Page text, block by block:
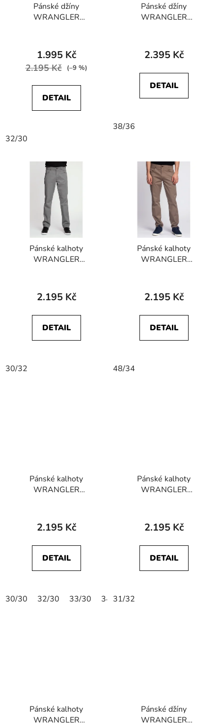
Pánské džíny
WRANGLER
Granite
1.995 Kč
2.195 Kč (–9 %)
DETAIL
32/30
Pánské džíny
WRANGLER
STRETCH Green Twist
2.395 Kč
DETAIL
38/36
Pánské kalhoty
WRANGLER
STRETCH Iron Grey
2.195 Kč
DETAIL
30/32
Pánské kalhoty
WRANGLER
STRETCH Chinchilla
2.195 Kč
DETAIL
48/34
Pánské kalhoty
WRANGLER
STRETCH Dark Navy
2.195 Kč
DETAIL
30/30 32/30 33/30 34/30 36/30
Pánské kalhoty
WRANGLER
2.195 Kč
DETAIL
31/32
Pánské kalhoty
WRANGLER
Pánské džíny
WRANGLER